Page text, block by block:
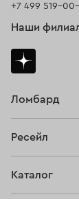
Ломбард
Тарифы
Ресейл
Каталог
+7 499 519-
Наши